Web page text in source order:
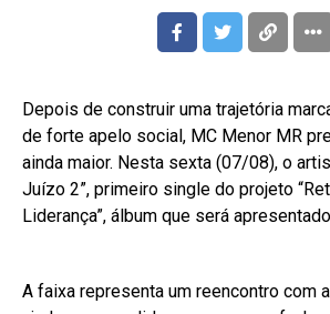
Depois de construir uma trajetória
de forte apelo social, MC Menor MR
ainda maior. Nesta sexta (07/08), o
Juízo 2”, primeiro single do projeto
Liderança”, álbum que será
A faixa representa um reencontro com